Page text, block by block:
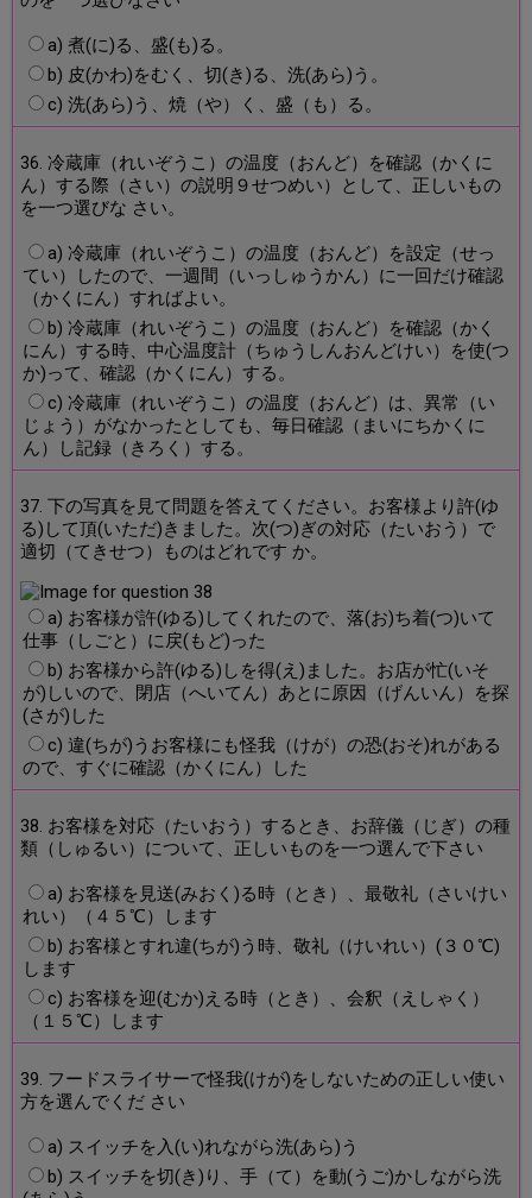
a) 煮(に)る、盛(も)る。
b) 皮(かわ)をむく、切(き)る、洗(あら)う。
c) 洗(あら)う、焼（や）く、盛（も）る。
36. 冷蔵庫（れいぞうこ）の温度（おんど）を確認（かくに
ん）する際（さい）の説明９せつめい）として、正しいもの
を一つ選びな さい。
a) 冷蔵庫（れいぞうこ）の温度（おんど）を設定（せっ
てい）したので、一週間（いっしゅうかん）に一回だけ確認
（かくにん）すればよい。
b) 冷蔵庫（れいぞうこ）の温度（おんど）を確認（かく
にん）する時、中心温度計（ちゅうしんおんどけい）を使(つ
か)って、確認（かくにん）する。
c) 冷蔵庫（れいぞうこ）の温度（おんど）は、異常（い
じょう）がなかったとしても、毎日確認（まいにちかくに
ん）し記録（きろく）する。
37. 下の写真を見て問題を答えてください。お客様より許(ゆ
る)して頂(いただ)きました。次(つ)ぎの対応（たいおう）で
適切（てきせつ）ものはどれです か。
a) お客様が許(ゆる)してくれたので、落(お)ち着(つ)いて
仕事（しごと）に戻(もど)った
b) お客様から許(ゆる)しを得(え)ました。お店が忙(いそ
が)しいので、閉店（へいてん）あとに原因（げんいん）を探
(さが)した
c) 違(ちが)うお客様にも怪我（けが）の恐(おそ)れがある
ので、すぐに確認（かくにん）した
38. お客様を対応（たいおう）するとき、お辞儀（じぎ）の種
類（しゅるい）について、正しいものを一つ選んで下さい
a) お客様を見送(みおく)る時（とき）、最敬礼（さいけい
れい）（４５℃）します
b) お客様とすれ違(ちが)う時、敬礼（けいれい）(３０℃)
します
c) お客様を迎(むか)える時（とき）、会釈（えしゃく）
（１５℃）します
39. フードスライサーで怪我(けが)をしないための正しい使い
方を選んでくだ さい
a) スイッチを入(い)れながら洗(あら)う
b) スイッチを切(き)り、手（て）を動(うご)かしながら洗